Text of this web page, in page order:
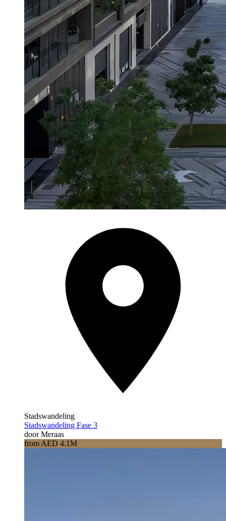
Stadswandeling
Stadswandeling Fase 3
door Meraas
from AED 4.1M